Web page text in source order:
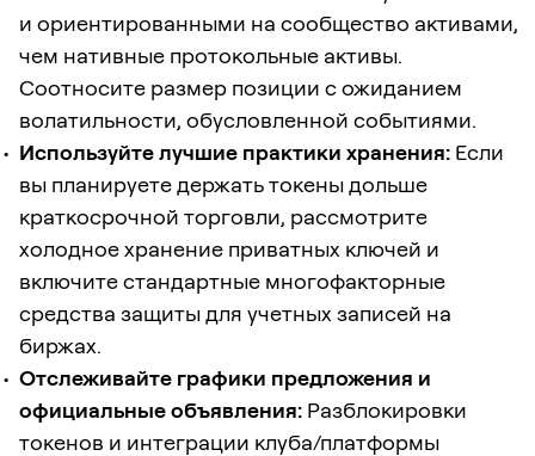
и ориентированными на сообщество активами,
чем нативные протокольные активы.
Соотносите размер позиции с ожиданием
волатильности, обусловленной событиями.
Используйте лучшие практики хранения: Если
вы планируете держать токены дольше
краткосрочной торговли, рассмотрите
холодное хранение приватных ключей и
включите стандартные многофакторные
средства защиты для учетных записей на
биржах.
Отслеживайте графики предложения и
официальные объявления: Разблокировки
токенов и интеграции клуба/платформы